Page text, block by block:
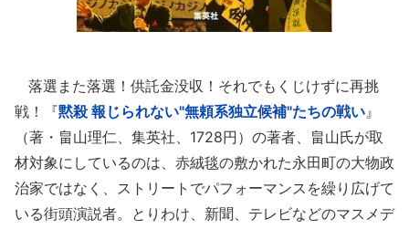
落選また落選！供託金没収！それでもくじけずに再挑
戦！『黙殺 報じられない"無頼系独立候補"たちの戦い』
（著・畠山理仁、集英社、1728円）の著者、畠山氏が取
材対象にしているのは、赤絨毯の敷かれた永田町の大物政
治家ではなく、ストリートでパフォーマンスを繰り広げて
いる街頭演説者。とりわけ、新聞、テレビなどのマスメデ